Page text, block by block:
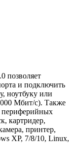
позволяет
и подключить
ноутбуку или
Мбит/с). Также
периферийных
картридер,
принтер,
XP, 7/8/10, Linux,